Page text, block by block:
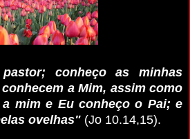
conheço as minhas
a Mim, assim como
mim e Eu conheço o Pai; e
ovelhas" (Jo 10.14,15).